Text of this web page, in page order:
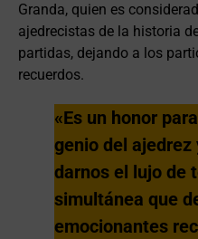
Granda, quien es
ajedrecistas de la historia
partidas, dejando a los
recuerdos.
«Es un honor
genio del
darnos el lujo de
simultánea que
emocionantes